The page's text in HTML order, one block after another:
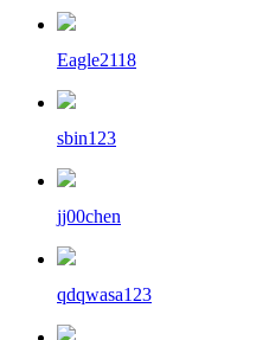
Eagle2118
sbin123
jj00chen
qdqwasa123